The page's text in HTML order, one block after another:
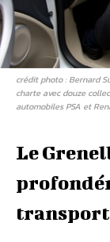
crédit photo : Bernard
charte avec douze
automobiles PSA et
Le